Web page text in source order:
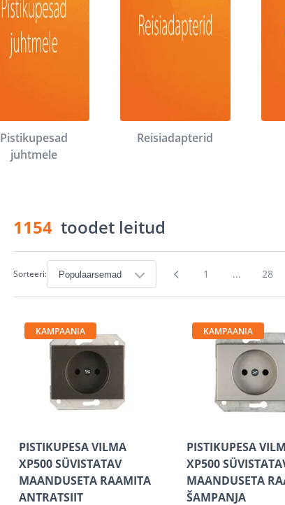
Pistikupesad
juhtmele
Reisiadapterid
1154 toodet leitud
Sorteeri: 1 ... 28
KAMPAANIA
PISTIKUPESA VILMA
XP500 SÜVISTATAV
MAANDUSETA RAAMITA
ANTRATSIIT
KAMPAANIA
PISTIKUPESA
XP500
MAANDUSETA
ŠAMPANJA